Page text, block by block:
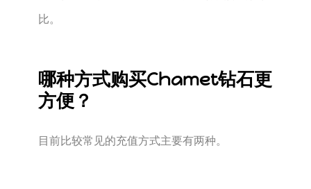
比。
哪种方式购买Chamet钻石更
方便？
目前比较常见的充值方式主要有两种。